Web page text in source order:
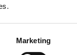
Marketing